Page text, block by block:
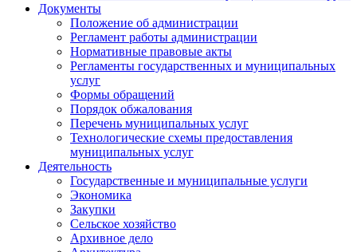
Документы
Положение об администрации
Регламент работы администрации
Нормативные правовые акты
Регламенты государственных и муниципальных
услуг
Формы обращений
Порядок обжалования
Перечень муниципальных услуг
Технологические схемы предоставления
муниципальных услуг
Деятельность
Государственные и муниципальные услуги
Экономика
Закупки
Сельское хозяйство
Архивное дело